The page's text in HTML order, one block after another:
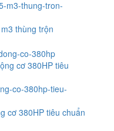
thùng trộn
cơ 380HP tiêu
cơ 380HP tiêu chuẩn